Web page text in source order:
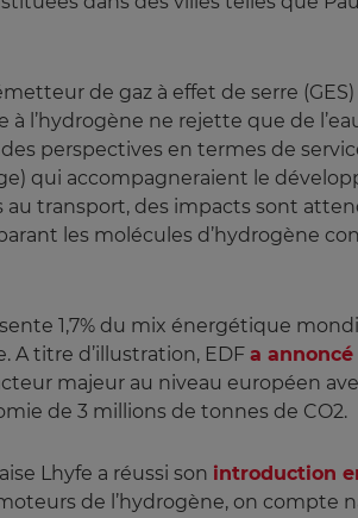
de gaz à effet de serre
à l’hydrogène ne rejette que de
perspectives en termes de
qui accompagneraient le
transport, des impacts sont
les molécules d’hydrogène
1,7% du mix énergétique
A titre d’illustration, EDF a
majeur au niveau européen
de 3 millions de tonnes de CO2.
Lhyfe a réussi son introduction
de l’hydrogène, on